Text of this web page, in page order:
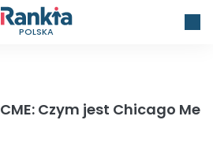
POLSKA
CME: Czym jest Chicago